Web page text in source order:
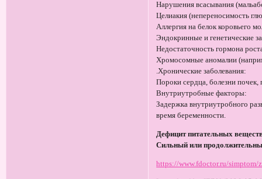
Нарушения всасывания
Целиакия (непереносимость
Аллергия на белок коровьего
Эндокринные и генетические
Недостаточность гормона
Хромосомные аномалии
.Хронические заболевания:
Пороки сердца, болезни почек,
Внутриутробные факторы:
Задержка внутриутробного
время беременности.
Дефицит питательных
Сильный или
https://www.fdoctor.ru/simptom/